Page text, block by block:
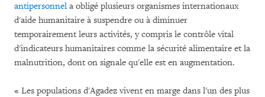
antipersonnel a obligé plusieurs organismes internationaux
d'aide humanitaire à suspendre ou à diminuer
temporairement leurs activités, y compris le contrôle vital
d'indicateurs humanitaires comme la sécurité alimentaire et la
malnutrition, dont on signale qu'elle est en augmentation.
« Les populations d'Agadez vivent en marge dans l'un des plus